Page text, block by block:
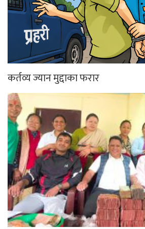
कर्तव्य ज्यान मुद्दाका फरार